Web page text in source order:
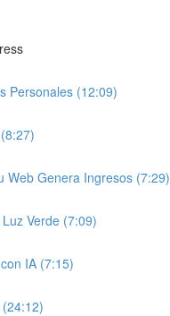
Personales (12:09)
Web Genera Ingresos (7:29)
Verde (7:09)
IA (7:15)